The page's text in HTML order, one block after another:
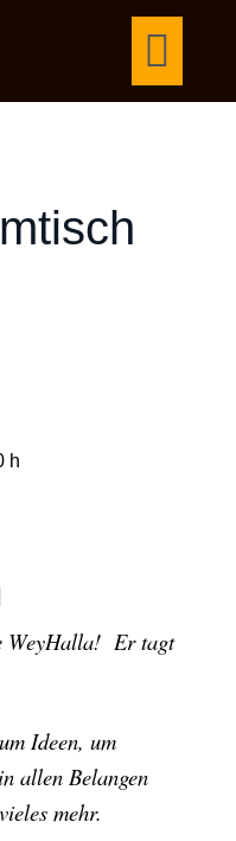
h
WeyHalla! Er tagt
Ideen, um
allen Belangen
mehr.